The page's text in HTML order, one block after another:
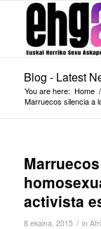
Blog - Latest
You are here: Home /
Marruecos silencia a
activista
8 ekaina, 2015 / in